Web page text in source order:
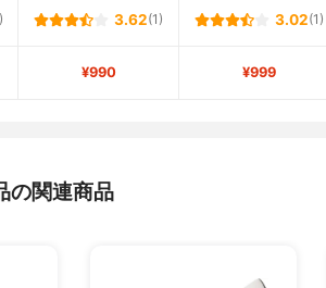
3.62(1) 3.02(1)
¥990 ¥999
の関連商品